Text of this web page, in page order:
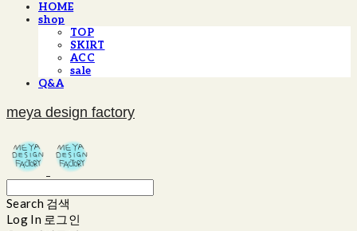
HOME
shop
TOP
SKIRT
ACC
sale
Q&A
meya design factory
Search 검색
Log In 로그인